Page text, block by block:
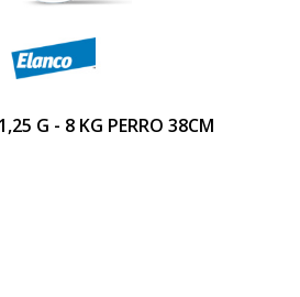
G - 8 KG PERRO 38CM